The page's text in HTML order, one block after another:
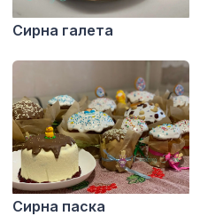
Сирна галета
Сирна паска